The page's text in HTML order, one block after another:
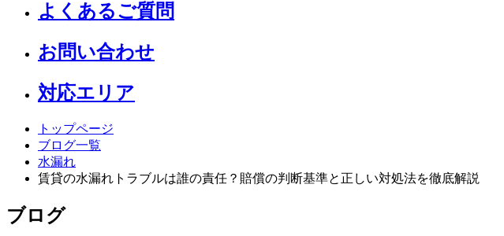
よくあるご質問
お問い合わせ
対応エリア
トップページ
ブログ一覧
水漏れ
賃貸の水漏れトラブルは誰の責任？賠償の判断基準と正しい対処法を徹底解説
ブログ